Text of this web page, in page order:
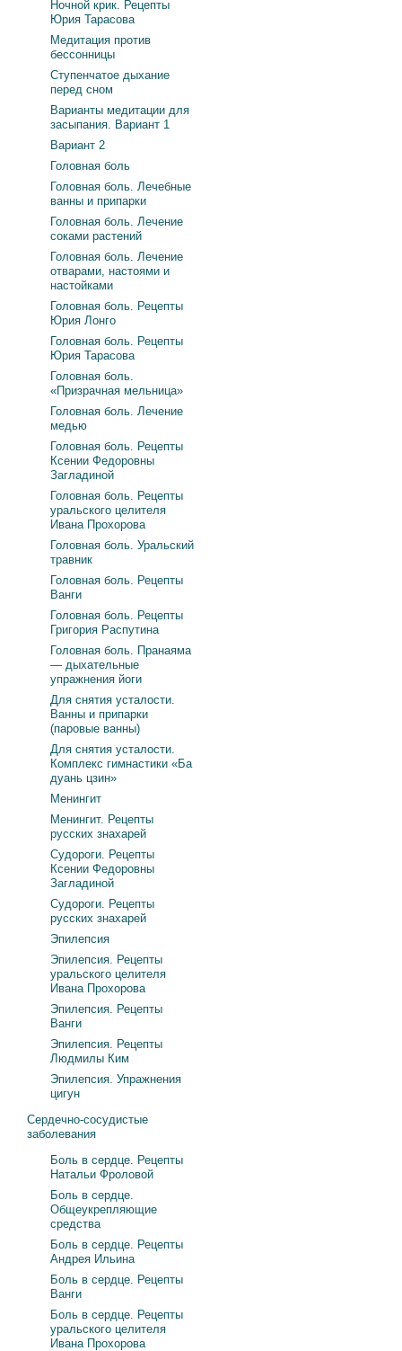
Ночной крик. Рецепты
Юрия Тарасова
Медитация против
бессонницы
Ступенчатое дыхание
перед сном
Варианты медитации для
засыпания. Вариант 1
Вариант 2
Головная боль
Головная боль. Лечебные
ванны и припарки
Головная боль. Лечение
соками растений
Головная боль. Лечение
отварами, настоями и
настойками
Головная боль. Рецепты
Юрия Лонго
Головная боль. Рецепты
Юрия Тарасова
Головная боль.
«Призрачная мельница»
Головная боль. Лечение
медью
Головная боль. Рецепты
Ксении Федоровны
Загладиной
Головная боль. Рецепты
уральского целителя
Ивана Прохорова
Головная боль. Уральский
травник
Головная боль. Рецепты
Ванги
Головная боль. Рецепты
Григория Распутина
Головная боль. Пранаяма
— дыхательные
упражнения йоги
Для снятия усталости.
Ванны и припарки
(паровые ванны)
Для снятия усталости.
Комплекс гимнастики «Ба
дуань цзин»
Менингит
Менингит. Рецепты
русских знахарей
Судороги. Рецепты
Ксении Федоровны
Загладиной
Судороги. Рецепты
русских знахарей
Эпилепсия
Эпилепсия. Рецепты
уральского целителя
Ивана Прохорова
Эпилепсия. Рецепты
Ванги
Эпилепсия. Рецепты
Людмилы Ким
Эпилепсия. Упражнения
цигун
Сердечно-сосудистые
заболевания
Боль в сердце. Рецепты
Натальи Фроловой
Боль в сердце.
Общеукрепляющие
средства
Боль в сердце. Рецепты
Андрея Ильина
Боль в сердце. Рецепты
Ванги
Боль в сердце. Рецепты
уральского целителя
Ивана Прохорова